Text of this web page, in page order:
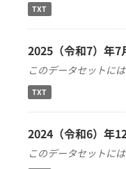
TXT
2025（令和7）年7
このデータセットに
TXT
2024（令和6）年
このデータセットに